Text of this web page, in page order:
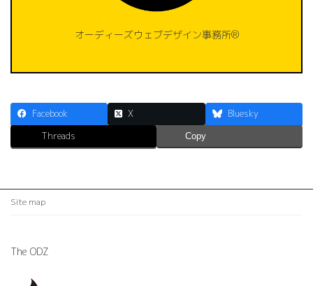
オーディーズウェブデザイン事務所®️
Facebook X
Bluesky
Threads
Copy
Site map
The ODZ